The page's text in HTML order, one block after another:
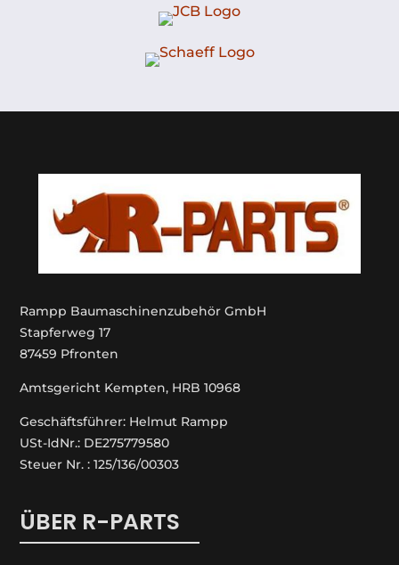
Rampp Baumaschinenzubehör GmbH
Stapferweg 17
87459 Pfronten
Amtsgericht Kempten, HRB 10968
Geschäftsführer: Helmut Rampp
USt-IdNr.: DE275779580
Steuer Nr. : 125/136/00303
ÜBER R-PARTS